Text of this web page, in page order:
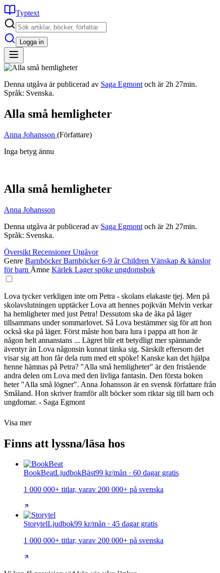
Typtext
Logga in
Denna utgåva är publicerad av Saga Egmont och är 2h 27min.
Språk: Svenska.
Alla små hemligheter
Anna Johansson (Författare)
Inga betyg ännu
Alla små hemligheter
Anna Johansson
Denna utgåva är publicerad av Saga Egmont och är 2h 27min.
Språk: Svenska.
Översikt RecensionerUtgåvor
Genre BarnböckerBarnböcker 6-9 årChildren Vänskap & känslor
för barn Ämne Kärlek Lagerspöke ungdomsbok
Lova tycker verkligen inte om Petra - skolans elakaste tjej. Men på
skolavslutningen upptäcker Lova att hennes pojkvän Melvin verkar
ha hemligheter med just Petra! Dessutom ska de åka på läger
tillsammans under sommarlovet. Så Lova bestämmer sig för att hon
också ska på läger. Först måste hon bara lura i pappa att hon är
någon helt annanstans ... Lägret blir ett betydligt mer spännande
äventyr än Lova någonsin kunnat tänka sig. Särskilt eftersom det
visar sig att hon får dela rum med ett spöke! Kanske kan det hjälpa
henne hämnas på Petra? "Alla små hemligheter" är den fristående
andra delen om Lova med den livliga fantasin. Den första boken
heter "Alla små lögner". Anna Johansson är en svensk författare från
Småland. Hon skriver framför allt böcker som riktar sig till barn och
ungdomar. - Saga Egmont
Visa mer
Finns att lyssna/läsa hos
BookBeatLjudbokBäst99 kr/mån · 60 dagar gratis
1 000 000+ titlar, varav 200 000+ på svenska
StorytelLjudbok99 kr/mån · 45 dagar gratis
1 000 000+ titlar, varav 200 000+ på svenska